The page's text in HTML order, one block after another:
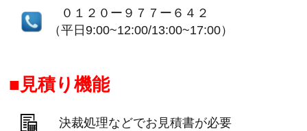
０１２０ー９７７ー６４２
（平日9:00~12:00/13:00~17:00）
見積り機能
決裁処理などでお見積書が必要